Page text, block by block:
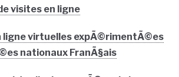
visites en ligne
ligne virtuelles expÃ©rimentÃ©es
nationaux FranÃ§ais